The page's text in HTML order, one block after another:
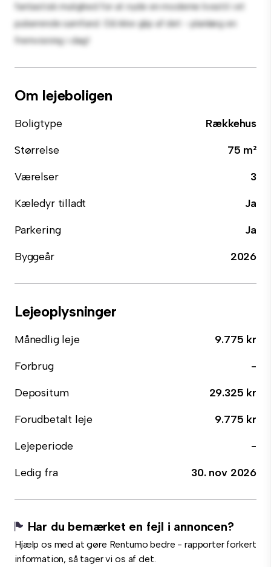
fantastisk mulighed for at nyde en moderne livsstil i et
pulserende samfund. Gå ikke glip af det - planlæg en
fremvisning i dag!
Om lejeboligen
Boligtype
Rækkehus
Størrelse
75 m²
Værelser
3
Kæledyr tilladt
Ja
Parkering
Ja
Byggeår
2026
Lejeoplysninger
Månedlig leje
9.775 kr
Forbrug
-
Depositum
29.325 kr
Forudbetalt leje
9.775 kr
Lejeperiode
-
Ledig fra
30. nov 2026
Har du bemærket en fejl i annoncen?
Hjælp os med at gøre Rentumo bedre - rapporter forkert
information, så tager vi os af det.